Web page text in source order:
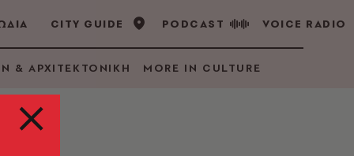
CITY GUIDE PODCAST VOICE RADIO
& ΑΡΧΙΤΕΚΤΟΝΙΚΗ MORE IN CULTURE